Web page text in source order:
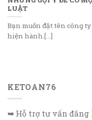
LUẬT
Bạn muốn đặt tên công
hiện hành.[...]
KETOAN76
➥Hỗ trợ tư vấn